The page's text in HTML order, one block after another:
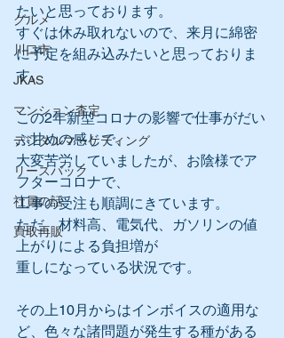
グルメ
川口市
JKAS
マンション査定
デジタルマーケティング
リースバック
社員の話
買取再販
たいと思っております。
すぐは休み取れないので、来月に綿密
に予定を組み込みたいと思っておりま
す。
この2年新型コロナの影響で仕事がだい
ぶ甘めの感じで、
大変苦労していましたが、お陰様でア
フターコロナで、
工事の受注も順調にきています。
ただ、材料高、電気代、ガソリンの値
上がりによる負担増が
重しになっている状況です。
その上10月からはインボイスの適用な
ど、色々な諸問題が発生する種がある